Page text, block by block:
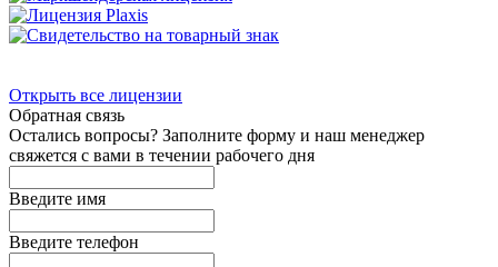
Открыть все лицензии
Обратная связь
Остались вопросы? Заполните форму и наш менеджер
свяжется с вами в течении рабочего дня
Введите имя
Введите телефон